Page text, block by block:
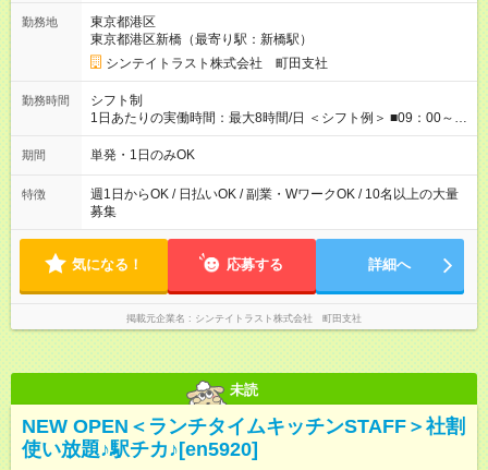
⇒希望をお聞かせください♪ ■各種資格手当あり ■残業手当あり ■
日給保障あり └早く終わっても”全額”支給！ ・－・－・ ≪ 法定
研修 ≫ 研修時の給与： 日給10，000円×3日間（24時間） ＝研
修費として合計30，000円支給 ＋交通費全額支給 ※規定あり
【試用期間】試用期間なし
勤務地
東京都港区
東京都港区新橋（最寄り駅：新橋駅）
シンテイトラスト株式会社 町田支社
勤務時間
シフト制
1日あたりの実働時間：最大8時間/日 ＜シフト例＞ ■09：00～
18：00 ■20：00～翌5：00 など！ 上記時間内で、 実働8時
間・休憩1時間／日
期間 単発・1日のみOK
特徴
週1日からOK / 日払いOK / 副業・WワークOK / 10名以上の大量
募集
気になる！ 応募する 詳細へ
掲載元企業名 シンテイトラスト株式会社 町田支社
未読
NEW OPEN＜ランチタイムキッチンSTAFF＞社割
使い放題♪駅チカ♪[en5920]